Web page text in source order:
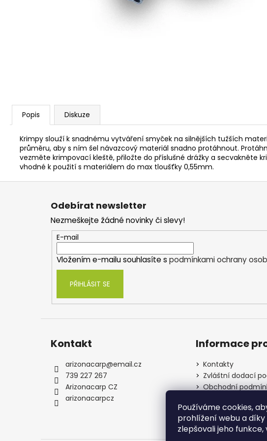
Používáme cookies,
prohlížení webu a
zlepšovali jeho
Popis Diskuze
Krimpy slouží k snadnému vytváření smyček na silnějších tužších
průměru, aby s ním šel návazcový materiál snadno protáhnout.
vezměte krimpovací kleště, přiložte do příslušné drážky a secvakněte
vhodné k použití s materiálem do max tloušťky 0,55mm.
Z
Odebírat newsletter
Nezmeškejte žádné novinky či slevy!
E-mail
Vložením e-mailu souhlasíte s podmínkami ochrany
PŘIHLÁSIT SE
Kontakt
arizonacarp@email.cz
739 227 267
Arizonacarp CZ
arizonacarpcz
Informace
Kontakty
Zvláštní dodací
Obchodní
osobních údajů